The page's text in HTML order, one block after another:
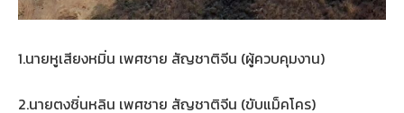
1.นายหูเสียงหมิ่น เพศชาย สัญชาติจีน (ผู้ควบคุมงาน)
2.นายตงชิ่นหลิน เพศชาย สัญชาติจีน (ขับแม็คโคร)